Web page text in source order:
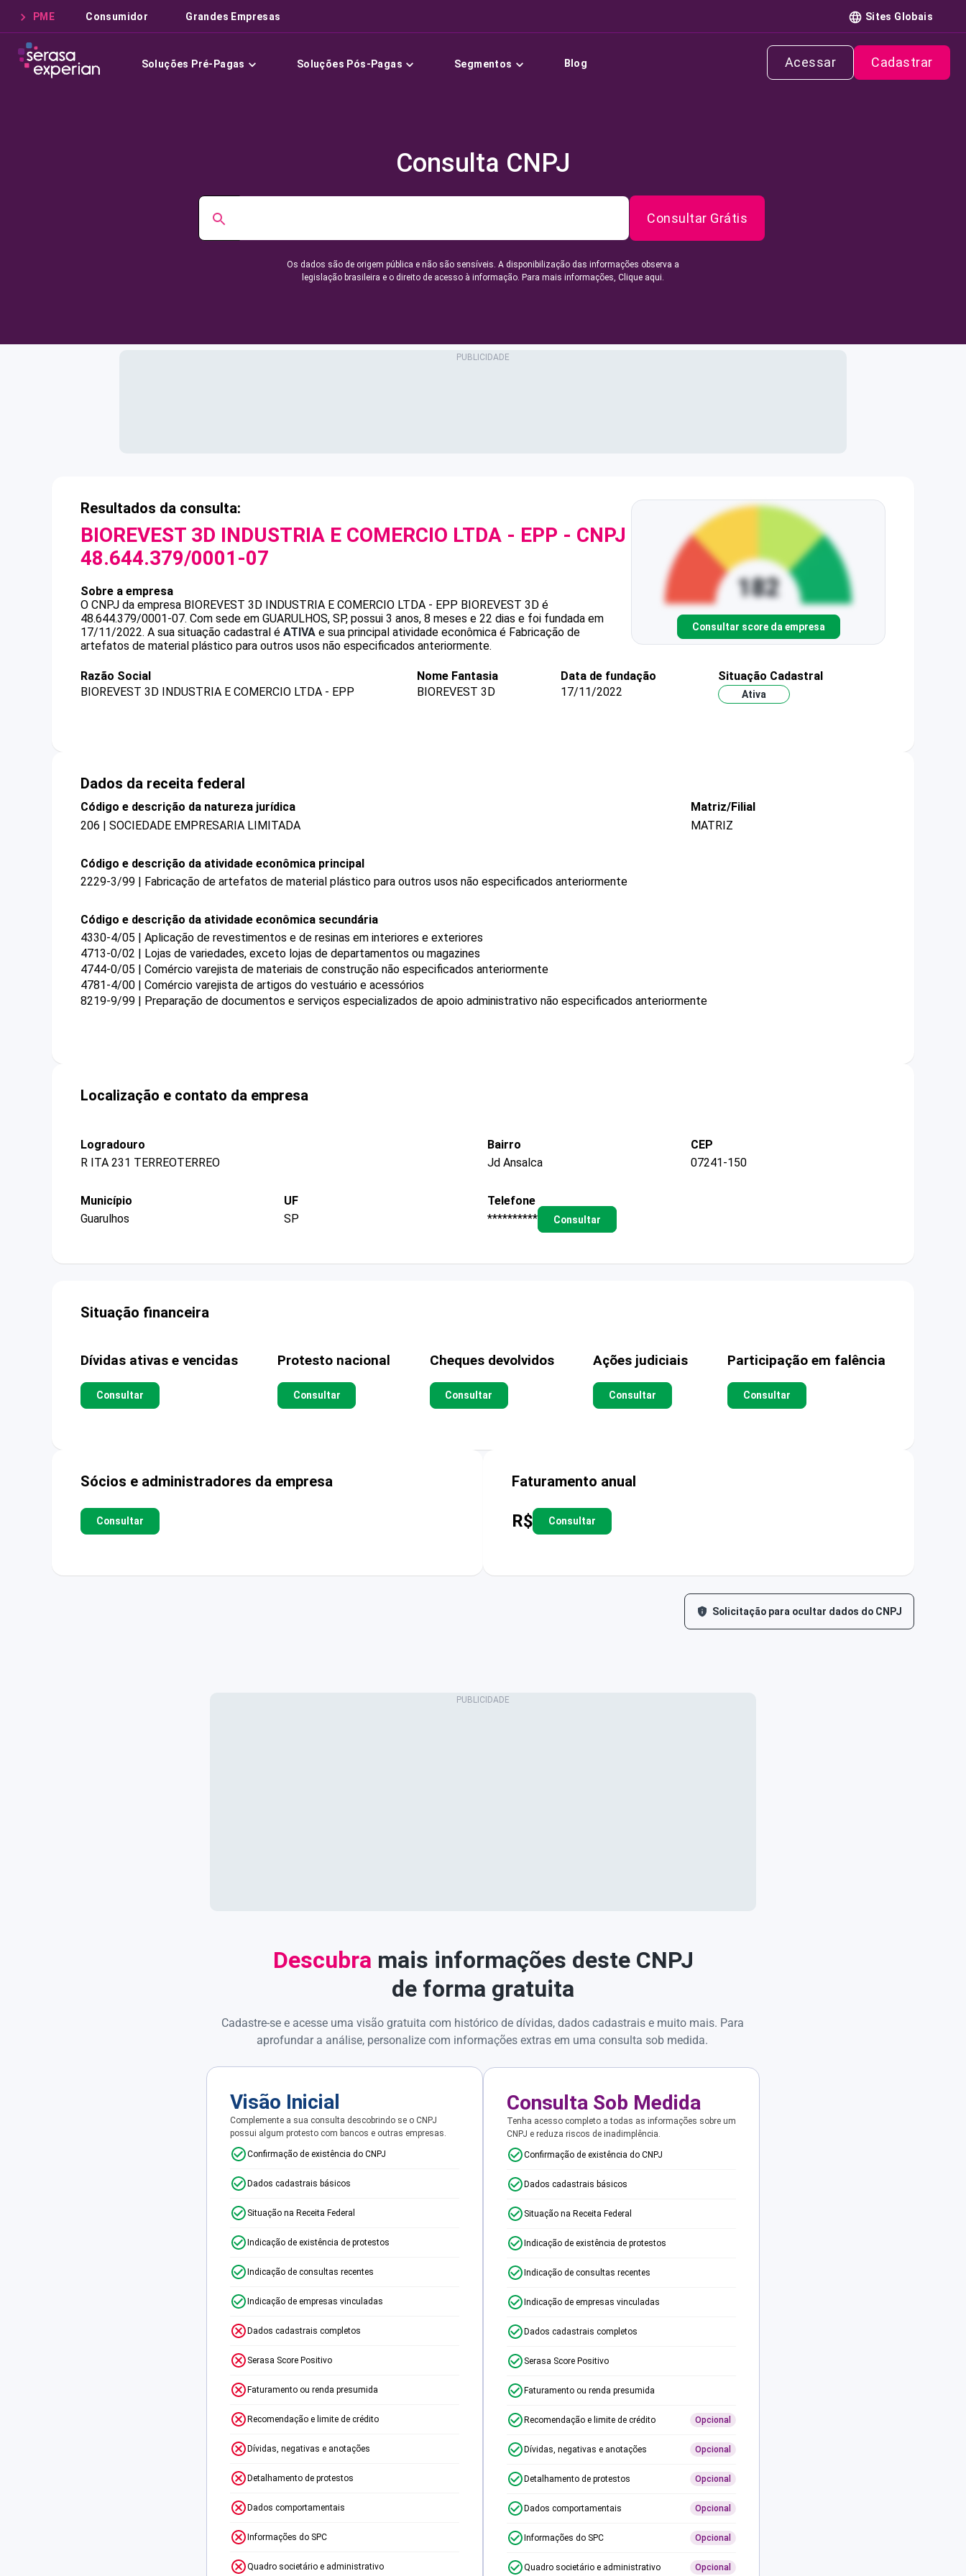
PME Consumidor Grandes Empresas Sites Globais
Soluções Pré-Pagas Soluções Pós-Pagas Segmentos Blog Acessar Cadastrar
Consulta CNPJ
Consultar Grátis
Os dados são de origem pública e não são sensíveis. A disponibilização das informações observa a
legislação brasileira e o direito de acesso à informação. Para mais informações, Clique aqui.
Resultados da consulta:
BIOREVEST 3D INDUSTRIA E COMERCIO LTDA - EPP - CNPJ
48.644.379/0001-07
Sobre a empresa
O CNPJ da empresa BIOREVEST 3D INDUSTRIA E COMERCIO LTDA - EPP BIOREVEST 3D é
48.644.379/0001-07. Com sede em GUARULHOS, SP, possui 3 anos, 8 meses e 22 dias e foi fundada em
17/11/2022. A sua situação cadastral é ATIVA e sua principal atividade econômica é Fabricação de
artefatos de material plástico para outros usos não especificados anteriormente.
Consultar score da empresa
Razão Social
BIOREVEST 3D INDUSTRIA E COMERCIO LTDA - EPP
Nome Fantasia
BIOREVEST 3D
Data de fundação
17/11/2022
Situação Cadastral
Ativa
Dados da receita federal
Código e descrição da natureza jurídica
206 | SOCIEDADE EMPRESARIA LIMITADA
Matriz/Filial
MATRIZ
Código e descrição da atividade econômica principal
2229-3/99 | Fabricação de artefatos de material plástico para outros usos não especificados anteriormente
Código e descrição da atividade econômica secundária
4330-4/05 | Aplicação de revestimentos e de resinas em interiores e exteriores
4713-0/02 | Lojas de variedades, exceto lojas de departamentos ou magazines
4744-0/05 | Comércio varejista de materiais de construção não especificados anteriormente
4781-4/00 | Comércio varejista de artigos do vestuário e acessórios
8219-9/99 | Preparação de documentos e serviços especializados de apoio administrativo não especificados anteriormente
Localização e contato da empresa
Logradouro
R ITA 231 TERREOTERREO
Bairro
Jd Ansalca
CEP
07241-150
Município
Guarulhos
UF
SP
Telefone
**********
Consultar
Situação financeira
Dívidas ativas e vencidas
Consultar
Protesto nacional
Consultar
Cheques devolvidos
Consultar
Ações judiciais
Consultar
Participação em falência
Consultar
Sócios e administradores da empresa
Consultar
Faturamento anual
R$ Consultar
Solicitação para ocultar dados do CNPJ
Descubra mais informações deste CNPJ
de forma gratuita
Cadastre-se e acesse uma visão gratuita com histórico de dívidas, dados cadastrais e muito mais. Para
aprofundar a análise, personalize com informações extras em uma consulta sob medida.
Visão Inicial
Complemente a sua consulta descobrindo se o CNPJ
possui algum protesto com bancos e outras empresas.
Confirmação de existência do CNPJ
Dados cadastrais básicos
Situação na Receita Federal
Indicação de existência de protestos
Indicação de consultas recentes
Indicação de empresas vinculadas
Dados cadastrais completos
Serasa Score Positivo
Faturamento ou renda presumida
Recomendação e limite de crédito
Dívidas, negativas e anotações
Detalhamento de protestos
Dados comportamentais
Informações do SPC
Quadro societário e administrativo
Consulta Sob Medida
Tenha acesso completo a todas as informações sobre um
CNPJ e reduza riscos de inadimplência.
Confirmação de existência do CNPJ
Dados cadastrais básicos
Situação na Receita Federal
Indicação de existência de protestos
Indicação de consultas recentes
Indicação de empresas vinculadas
Dados cadastrais completos
Serasa Score Positivo
Faturamento ou renda presumida
Recomendação e limite de crédito Opcional
Dívidas, negativas e anotações Opcional
Detalhamento de protestos Opcional
Dados comportamentais Opcional
Informações do SPC Opcional
Quadro societário e administrativo Opcional